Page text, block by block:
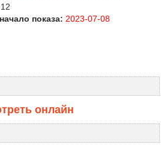
12
показа: 2023-07-08
онлайн